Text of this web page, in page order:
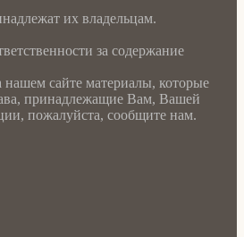
их владельцам.
за содержание
сайте материалы, которые
принадлежащие Вам, Вашей
пожалуйста, сообщите нам.